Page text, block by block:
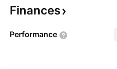
Finances
Performance